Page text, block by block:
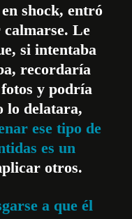
shock, entró
Le
si intentaba
recordaría
y podría
lo delatara,
ese tipo de
es un
otros.
a que él